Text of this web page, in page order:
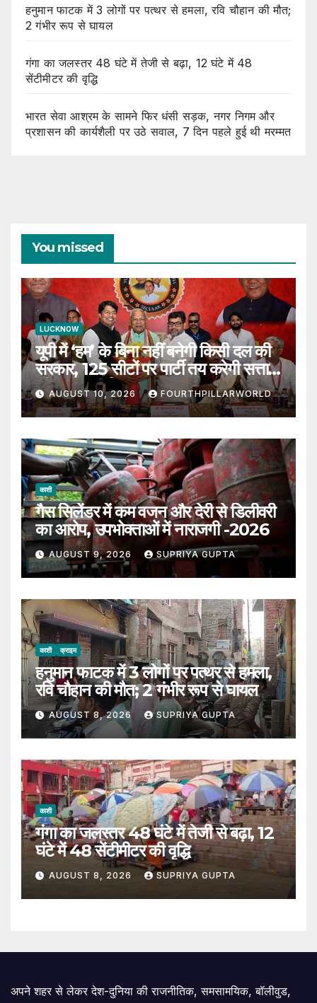
हनुमान फाटक में 3 लोगों पर पत्थर से हमला, रवि चौहान की मौत;
2 गंभीर रूप से घायल
गंगा का जलस्तर 48 घंटे में तेजी से बढ़ा, 12 घंटे में 48
सेंटीमीटर की वृद्धि
भारत सेवा आश्रम के सामने फिर धंसी सड़क, नगर निगम और
प्रशासन की कार्यशैली पर उठे सवाल, 7 दिन पहले हुई थी मरम्मत
You missed
LUCKNOW
यूपी में ‘हम’ के बिना नहीं बनेगी किसी दल की
सरकार, 125 सीटों पर पार्टी तय करेगी सत्ता
की चाबी: रघु मिश्रा
AUGUST 10, 2026 FOURTHPILLARWORLD
काशी
गैस सिलेंडर में कम वजन और देरी से डिलीवरी
का आरोप, उपभोक्ताओं में नाराजगी -2026
AUGUST 9, 2026 SUPRIYA GUPTA
काशी क्राइम
हनुमान फाटक में 3 लोगों पर पत्थर से हमला,
रवि चौहान की मौत; 2 गंभीर रूप से घायल
AUGUST 8, 2026 SUPRIYA GUPTA
काशी
गंगा का जलस्तर 48 घंटे में तेजी से बढ़ा, 12
घंटे में 48 सेंटीमीटर की वृद्धि
AUGUST 8, 2026 SUPRIYA GUPTA
अपने शहर से लेकर देश-दुनिया की राजनीतिक, समसामयिक, बॉलीवुड,